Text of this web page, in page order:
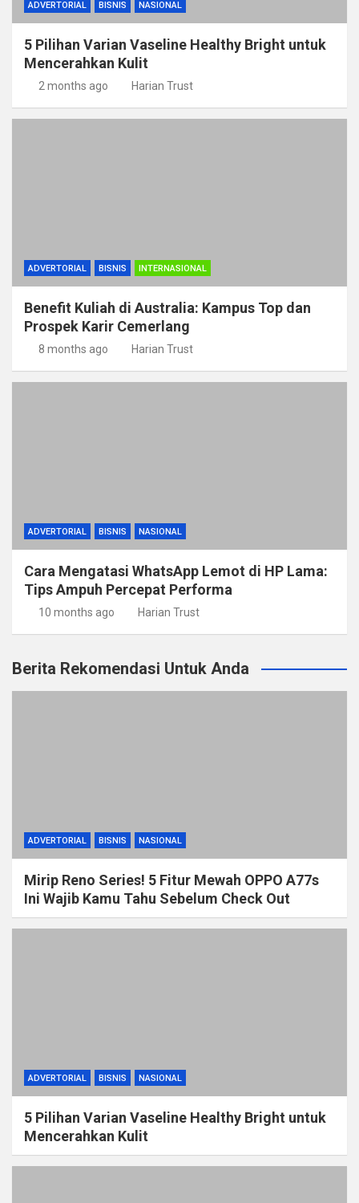
ADVERTORIAL BISNIS NASIONAL
5 Pilihan Varian Vaseline Healthy Bright untuk
Mencerahkan Kulit
2 months ago Harian Trust
ADVERTORIAL BISNIS INTERNASIONAL
Benefit Kuliah di Australia: Kampus Top dan
Prospek Karir Cemerlang
8 months ago Harian Trust
ADVERTORIAL BISNIS NASIONAL
Cara Mengatasi WhatsApp Lemot di HP Lama:
Tips Ampuh Percepat Performa
10 months ago Harian Trust
Berita Rekomendasi Untuk Anda
ADVERTORIAL BISNIS NASIONAL
Mirip Reno Series! 5 Fitur Mewah OPPO A77s
Ini Wajib Kamu Tahu Sebelum Check Out
ADVERTORIAL BISNIS NASIONAL
5 Pilihan Varian Vaseline Healthy Bright untuk
Mencerahkan Kulit